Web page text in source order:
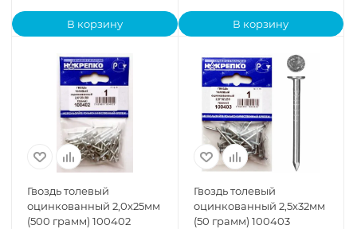
В корзину В корзину
Гвоздь толевый
оцинкованный 2,0x25мм
(500 грамм) 100402
Гвоздь толевый
оцинкованный 2,5x32мм
(50 грамм) 100403